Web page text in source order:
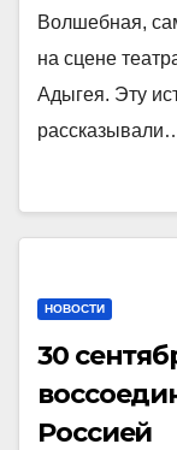
Волшебная,
на сцене
Адыгея. Эту
НОВОСТИ
30
Россией